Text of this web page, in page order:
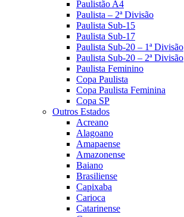
Paulistão A4
Paulista – 2ª Divisão
Paulista Sub-15
Paulista Sub-17
Paulista Sub-20 – 1ª Divisão
Paulista Sub-20 – 2ª Divisão
Paulista Feminino
Copa Paulista
Copa Paulista Feminina
Copa SP
Outros Estados
Acreano
Alagoano
Amapaense
Amazonense
Baiano
Brasiliense
Capixaba
Carioca
Catarinense